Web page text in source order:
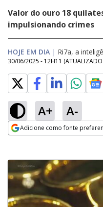
Valor do ouro 18
impulsionando crimes
HOJE EM DIA | Ri7a, a
30/06/2025 - 12H11 (ATUALIZADO
A+ A-
Adicione como fonte